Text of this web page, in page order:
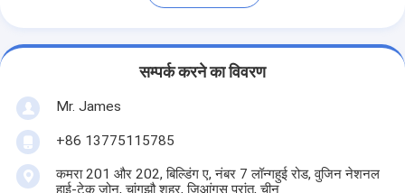
सम्पर्क करने का विवरण
Mr. James
+86 13775115785
कमरा 201 और 202, बिल्डिंग ए, नंबर 7 लॉन्गहुई रोड, वुजिन नेशनल
हाई-टेक ज़ोन, चांगझौ शहर, जिआंगसू प्रांत, चीन